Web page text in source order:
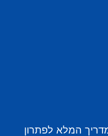
המלא לפתרון